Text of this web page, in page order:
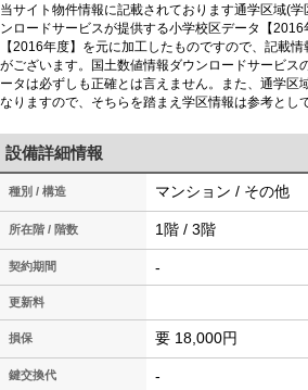
当サイト物件情報に記載されております通学区域(
ンロードサービスが提供する小学校区データ【2016
【2016年度】を元に加工したものですので、記載
がございます。国土数値情報ダウンロードサービス
ータは必ずしも正確とは言えません。また、通学区
なりますので、そちらを踏まえ学区情報は参考とし
設備詳細情報
種別 / 構造 マンション / その他
所在階 / 階数 1階 / 3階
契約期間 -
更新料
損保 要 18,000円
鍵交換代 -